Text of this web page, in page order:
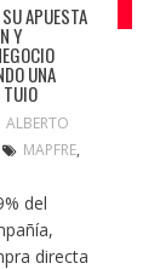
APUESTA
Y
UNA
TUIO
ALBERTO
MAPFRE,
del
directa